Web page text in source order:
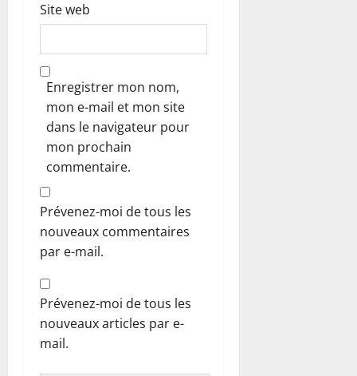
Site web
Enregistrer mon nom,
mon e-mail et mon site
dans le navigateur pour
mon prochain
commentaire.
Prévenez-moi de tous les
nouveaux commentaires
par e-mail.
Prévenez-moi de tous les
nouveaux articles par e-
mail.